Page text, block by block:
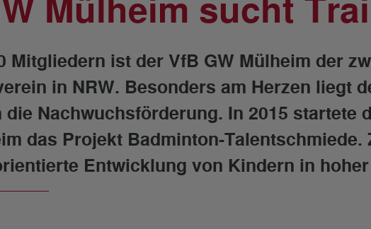
Mülheim sucht
Mitgliedern ist der VfB GW Mülheim der
in NRW. Besonders am Herzen liegt
die Nachwuchsförderung. In 2015 startete
das Projekt Badminton-Talentschmiede.
Entwicklung von Kindern in